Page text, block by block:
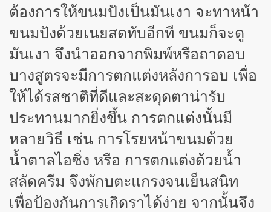
ต้องการให้ขนมปังเป็นมันเงา จะทาหน้า
ขนมปังด้วยเนยสดทับอีกที ขนมก็จะดู
มันเงา จึงนำออกจากพิมพ์หรือถาดอบ
บางสูตรจะมีการตกแต่งหลังการอบ เพื่อ
ให้ได้รสชาติที่ดีและสะดุดตาน่ารับ
ประทานมากยิ่งขึ้น การตกแต่งนั้นมี
หลายวิธี เช่น การโรยหน้าขนมด้วย
น้ำตาลไอซิ่ง หรือ การตกแต่งด้วยน้ำ
สลัดครีม จึงพักบตะแกรงจนเย็นสนิท
เพื่อป้องกันการเกิดราได้ง่าย จากนั้นจึง